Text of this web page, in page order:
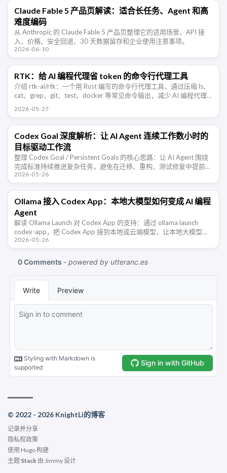
Claude Fable 5 产品页解读：适合长任务、Agent 和高
难度编码
从 Anthropic 的 Claude Fable 5 产品页整理它的适用场景、API 接
入、价格、安全回退、30 天数据留存和企业使用注意事项。
2026-06-10
RTK：给 AI 编程代理省 token 的命令行代理工具
介绍 rtk-ai/rtk：一个用 Rust 编写的命令行代理工具，通过压缩 ls、
cat、grep、git、test、docker 等常见命令输出，减少 AI 编程代理
2026-05-27
Codex Goal 深度解析：让 AI Agent 连续工作数小时的
目标驱动工作流
整理 Codex Goal / Persistent Goals 的核心思路：让 AI Agent 围绕
完成标准持续推进复杂任务，避免在迁移、重构、测试修复中提前宣
布完成。
2026-05-26
Ollama 接入 Codex App：本地大模型如何变成 AI 编程
Agent
解读 Ollama Launch 对 Codex App 的支持：通过 ollama launch
codex-app，把 Codex App 接到本地或云端模型，让本地大模型从
聊天工具进入 AI 编 …
2026-05-26
© 2022 - 2026 KnightLi的博客
记录并分享
隐私权政策
使用 Hugo构建
主题 Stack 由 Jimmy设计